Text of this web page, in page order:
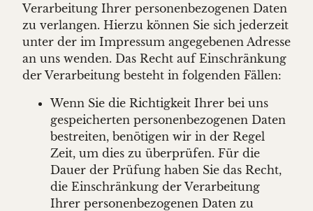
Verarbeitung Ihrer personenbezogenen Daten
zu verlangen. Hierzu können Sie sich jederzeit
unter der im Impressum angegebenen Adresse
an uns wenden. Das Recht auf Einschränkung
der Verarbeitung besteht in folgenden Fällen:
Wenn Sie die Richtigkeit Ihrer bei uns
gespeicherten personenbezogenen Daten
bestreiten, benötigen wir in der Regel
Zeit, um dies zu überprüfen. Für die
Dauer der Prüfung haben Sie das Recht,
die Einschränkung der Verarbeitung
Ihrer personenbezogenen Daten zu